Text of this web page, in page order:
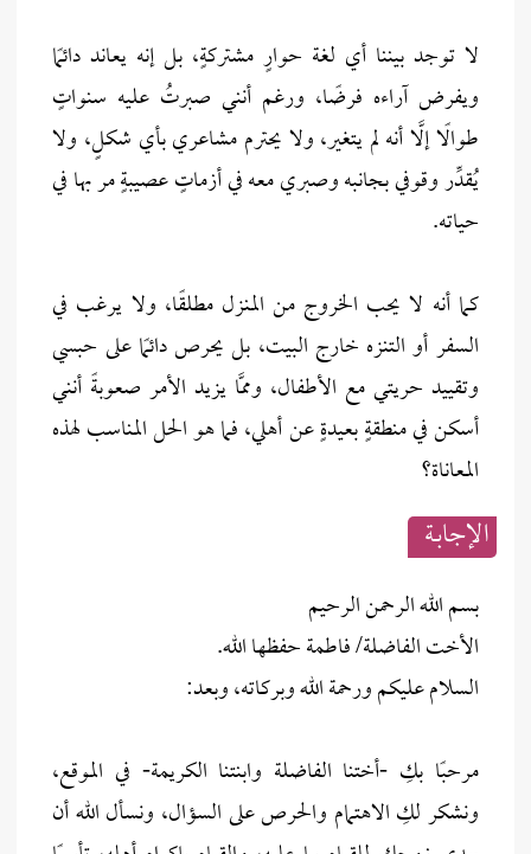
لا توجد بيننا أي لغة حوارٍ مشتركةٍ، بل إنه يعاند دائمًا
ويفرض آراءه فرضًا، ورغم أنني صبرتُ عليه سنواتٍ
طوالًا إلَّا أنه لم يتغير، ولا يحترم مشاعري بأي شكلٍ، ولا
يُقدِّر وقوفي بجانبه وصبري معه في أزماتٍ عصيبةٍ مر بها في
حياته.
كما أنه لا يحب الخروج من المنزل مطلقًا، ولا يرغب في
السفر أو التنزه خارج البيت، بل يحرص دائمًا على حبسي
وتقييد حريتي مع الأطفال، وممَّا يزيد الأمر صعوبةً أنني
أسكن في منطقةٍ بعيدةٍ عن أهلي، فما هو الحل المناسب لهذه
المعاناة؟
الإجابــة
بسم الله الرحمن الرحيم
الأخت الفاضلة/ فاطمة حفظها الله.
السلام عليكم ورحمة الله وبركاته، وبعد:
مرحبًا بكِ -أختنا الفاضلة وابنتنا الكريمة- في الموقع،
ونشكر لكِ الاهتمام والحرص على السؤال، ونسأل الله أن